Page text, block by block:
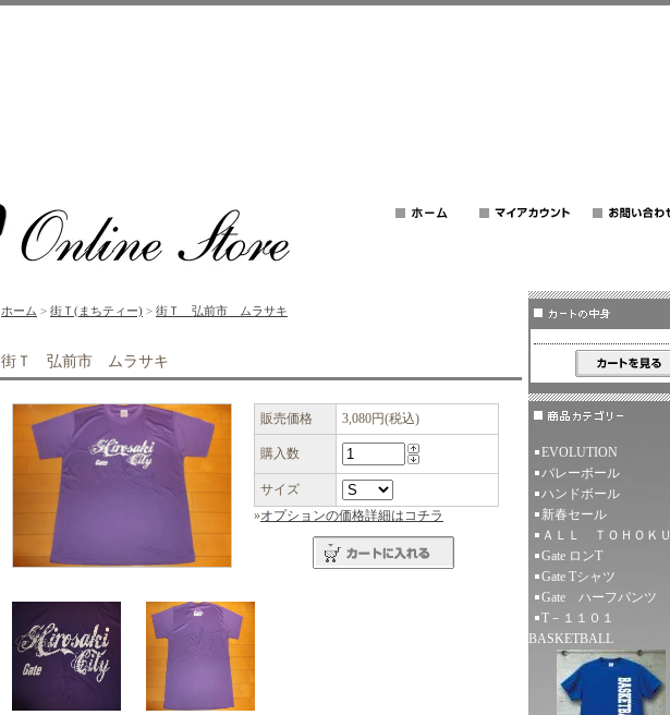
ホーム > 街Ｔ(まちティー) > 街Ｔ 弘前市 ムラサキ
街Ｔ 弘前市 ムラサキ
販売価格 3,080円(税込)
購入数
サイズ
»オプションの価格詳細はコチラ
EVOLUTION
バレーボール
ハンドボール
新春セール
ＡＬＬ ＴＯＨＯＫＵ
Gate ロンT
Gate Tシャツ
Gate ハーフパンツ
T－１１０１
BASKETBALL